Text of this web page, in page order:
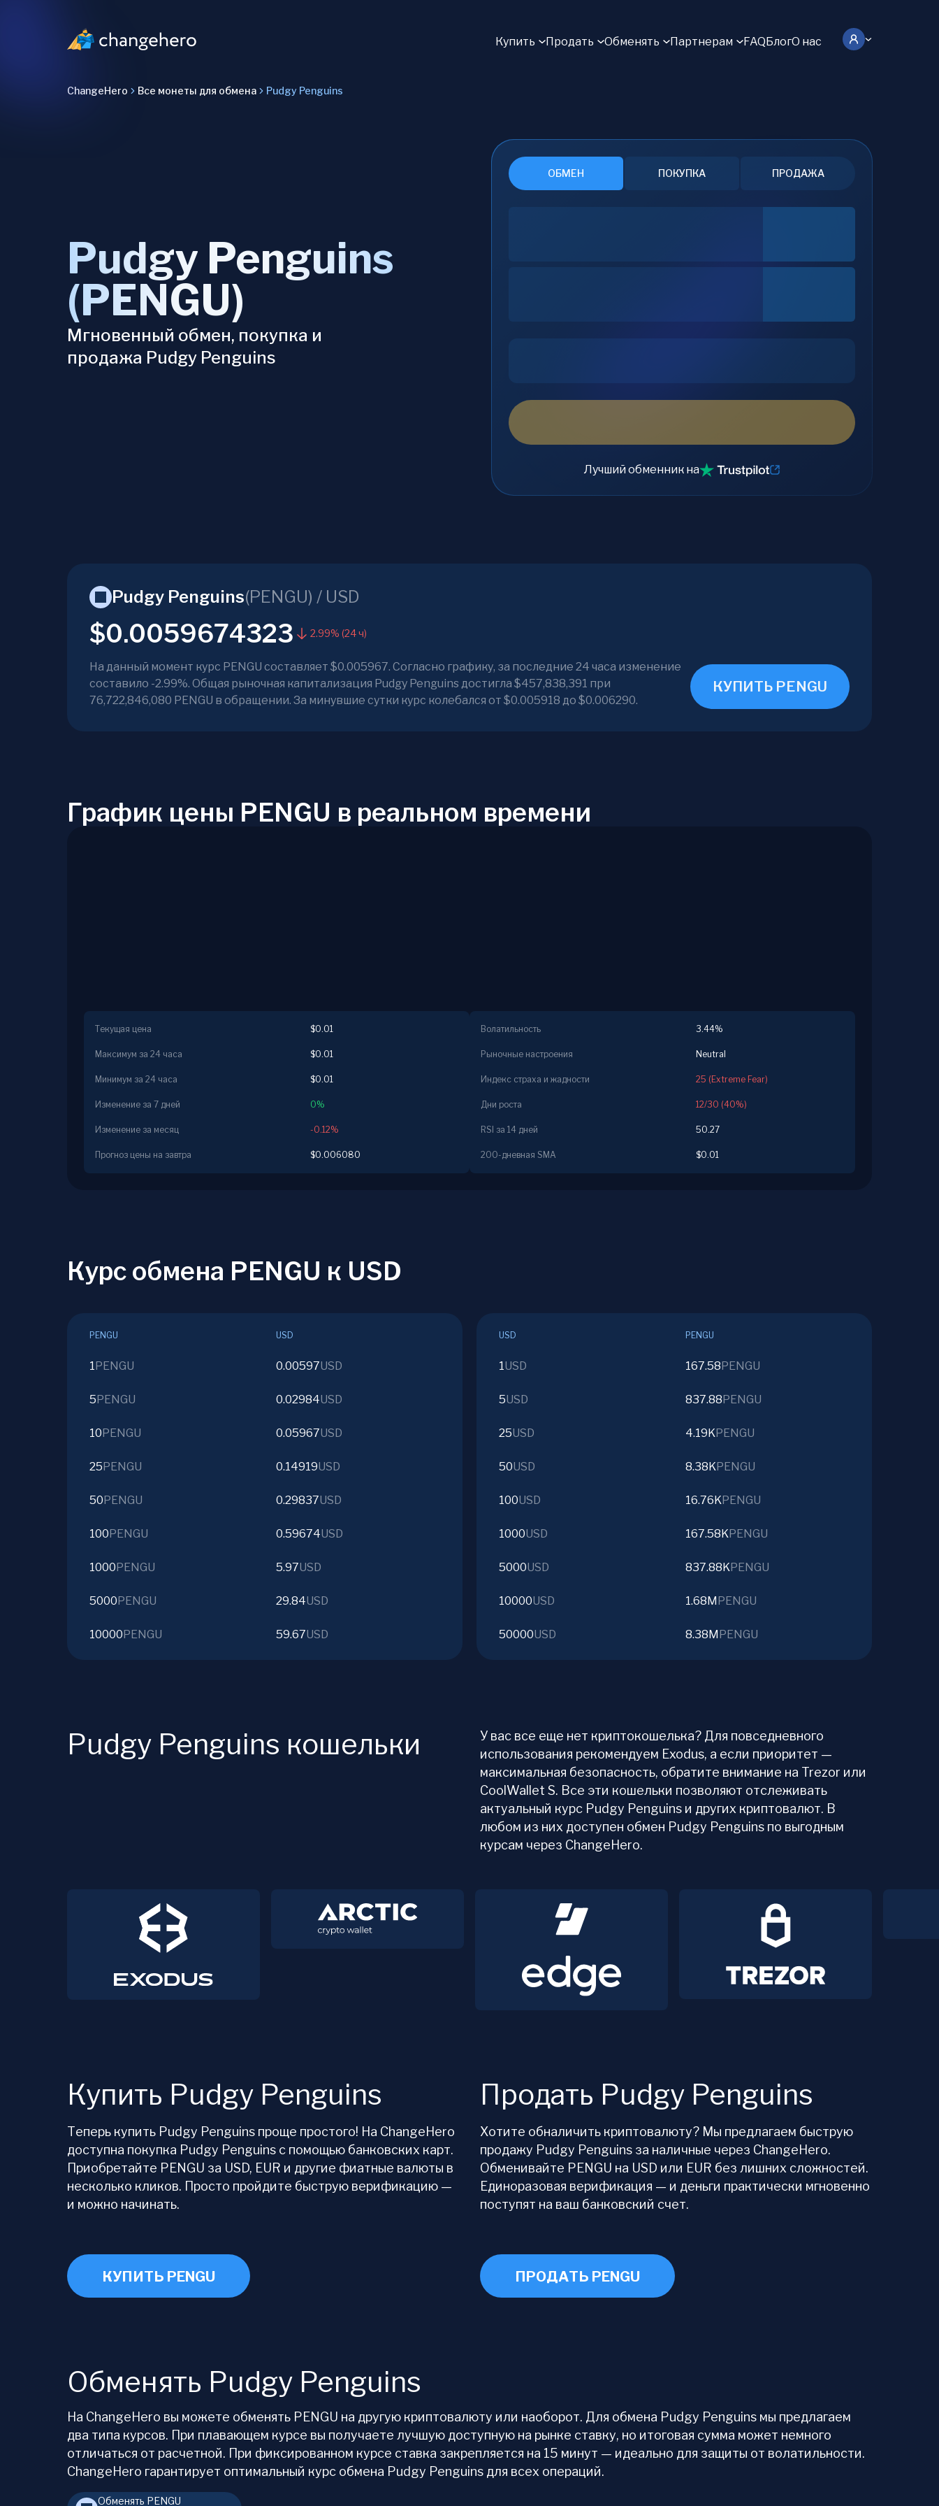
Купить Продать Обменять Партнерам FAQБлогО нас
ChangeHero Все монеты для обмена Pudgy Penguins
Pudgy Penguins
(PENGU)
Мгновенный обмен, покупка и
продажа Pudgy Penguins
ОБМЕН ПОКУПКА ПРОДАЖА
Лучший обменник на
Pudgy Penguins(PENGU) / USD
$0.0059674323 2.99% (24 ч)
На данный момент курс PENGU составляет $0.005967. Согласно графику, за последние 24 часа изменение
составило -2.99%. Общая рыночная капитализация Pudgy Penguins достигла $457,838,391 при
76,722,846,080 PENGU в обращении. За минувшие сутки курс колебался от $0.005918 до $0.006290.
КУПИТЬ PENGU
График цены PENGU в реальном времени
Текущая цена $0.01
Максимум за 24 часа $0.01
Минимум за 24 часа $0.01
Изменение за 7 дней 0%
Изменение за месяц -0.12%
Прогноз цены на завтра $0.006080
Волатильность 3.44%
Рыночные настроения Neutral
Индекс страха и жадности 25 (Extreme Fear)
Дни роста 12/30 (40%)
RSI за 14 дней 50.27
200-дневная SMA $0.01
Курс обмена PENGU к USD
PENGU USD
1PENGU 0.00597USD
5PENGU 0.02984USD
10PENGU 0.05967USD
25PENGU 0.14919USD
50PENGU 0.29837USD
100PENGU 0.59674USD
1000PENGU 5.97USD
5000PENGU 29.84USD
10000PENGU 59.67USD
USD PENGU
1USD 167.58PENGU
5USD 837.88PENGU
25USD 4.19KPENGU
50USD 8.38KPENGU
100USD 16.76KPENGU
1000USD 167.58KPENGU
5000USD 837.88KPENGU
10000USD 1.68MPENGU
50000USD 8.38MPENGU
Pudgy Penguins кошельки
У вас все еще нет криптокошелька? Для повседневного
использования рекомендуем Exodus, а если приоритет —
максимальная безопасность, обратите внимание на Trezor или
CoolWallet S. Все эти кошельки позволяют отслеживать
актуальный курс Pudgy Penguins и других криптовалют. В
любом из них доступен обмен Pudgy Penguins по выгодным
курсам через ChangeHero.
Купить Pudgy Penguins
Теперь купить Pudgy Penguins проще простого! На ChangeHero
доступна покупка Pudgy Penguins с помощью банковских карт.
Приобретайте PENGU за USD, EUR и другие фиатные валюты в
несколько кликов. Просто пройдите быструю верификацию —
и можно начинать.
КУПИТЬ PENGU
Продать Pudgy Penguins
Хотите обналичить криптовалюту? Мы предлагаем быструю
продажу Pudgy Penguins за наличные через ChangeHero.
Обменивайте PENGU на USD или EUR без лишних сложностей.
Единоразовая верификация — и деньги практически мгновенно
поступят на ваш банковский счет.
ПРОДАТЬ PENGU
Обменять Pudgy Penguins
На ChangeHero вы можете обменять PENGU на другую криптовалюту или наоборот. Для обмена Pudgy Penguins мы предлагаем
два типа курсов. При плавающем курсе вы получаете лучшую доступную на рынке ставку, но итоговая сумма может немного
отличаться от расчетной. При фиксированном курсе ставка закрепляется на 15 минут — идеально для защиты от волатильности.
ChangeHero гарантирует оптимальный курс обмена Pudgy Penguins для всех операций.
Обменять PENGU